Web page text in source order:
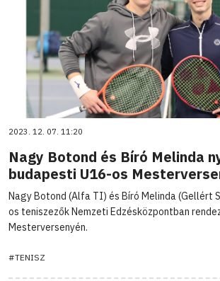
2023. 12. 07. 11:20
Nagy Botond és Bíró Melinda
budapesti U16-os
Nagy Botond (Alfa TI) és Bíró Melinda (Gellért
os teniszezők Nemzeti Edzésközpontban
Mesterversenyén.
#TENISZ